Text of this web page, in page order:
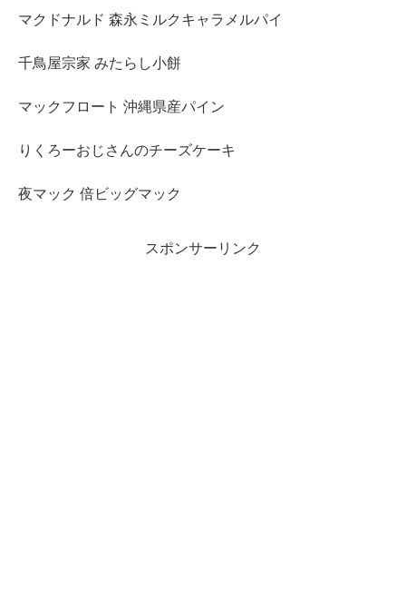
マクドナルド 森永ミルクキャラメルパイ
千鳥屋宗家 みたらし小餅
マックフロート 沖縄県産パイン
りくろーおじさんのチーズケーキ
夜マック 倍ビッグマック
スポンサーリンク